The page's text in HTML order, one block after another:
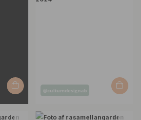
Opslag
af
@cultumdesignab